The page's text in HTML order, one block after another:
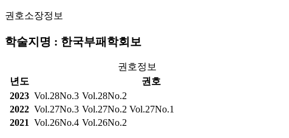
권호소장정보
학술지명 : 한국부패학회보
권호정보
년도
권호
2023 Vol.28No.3 Vol.28No.2
2022 Vol.27No.3 Vol.27No.2 Vol.27No.1
2021 Vol.26No.4 Vol.26No.2